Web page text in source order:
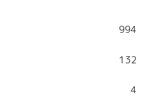
994
132
4